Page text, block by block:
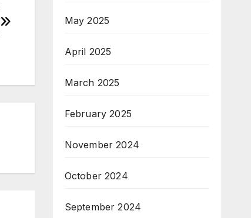
May 2025
April 2025
March 2025
February 2025
November 2024
October 2024
September 2024